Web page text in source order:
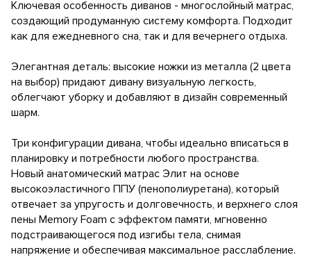
Ключевая особенность диванов - многослойный матрас,
создающий продуманную систему комфорта. Подходит
как для ежедневного сна, так и для вечернего отдыха.
Элегантная деталь: высокие ножки из металла (2 цвета
на выбор) придают дивану визуальную легкость,
облегчают уборку и добавляют в дизайн современный
шарм.
Три конфигурации дивана, чтобы идеально вписаться в
планировку и потребности любого пространства.
Новый анатомический матрас Элит на основе
высокоэластичного ППУ (пенополиуретана), который
отвечает за упругость и долговечность, и верхнего слоя
пены Memory Foam с эффектом памяти, мгновенно
подстраивающегося под изгибы тела, снимая
напряжение и обеспечивая максимальное расслабление.